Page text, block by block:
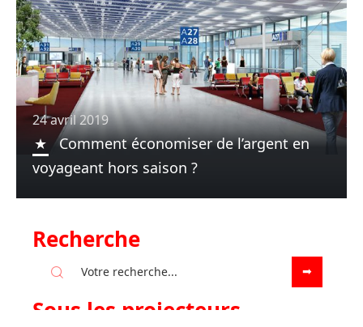
24 avril 2019
Comment économiser de l’argent en
voyageant hors saison ?
Recherche
Sous les projecteurs